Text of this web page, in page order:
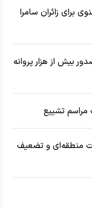
برای زائران سامرا
بیش از هزار پروانه
تشییع
منطقه‌ای و تضعیف